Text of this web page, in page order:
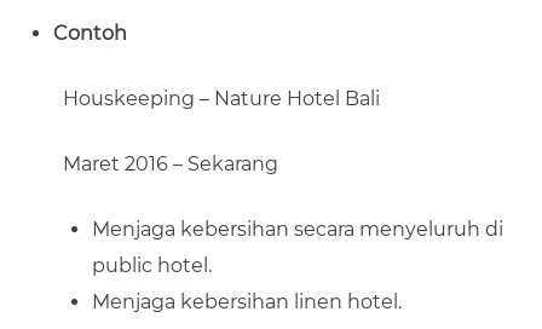
Contoh
Houskeeping – Nature Hotel Bali
Maret 2016 – Sekarang
Menjaga kebersihan secara menyeluruh di
public hotel.
Menjaga kebersihan linen hotel.